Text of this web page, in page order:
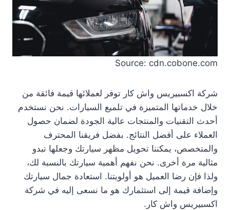
Source: cdn.cobone.com
شركة اكسبيريس واش كار توفر لعملائها قيمة فائقة من
خلال خدماتها المتميزة في تلميع السيارات. نحن نستخدم
أحدث التقنيات والمنتجات عالية الجودة لضمان حصول
العملاء على أفضل النتائج. بفضل فريقنا المحترف
والمتخصص، يمكننا تحويل مظهر سيارتك وجعلها تبدو
مثالية مرة أخرى. نحن نفهم أهمية سيارتك بالنسبة لك،
ولذا فإن رضا العميل هو أولويتنا. استعادة جمال سيارتك
وإضافة قيمة إلى استثمارك هو ما نسعى إليه في شركة
اكسبيريس واش كار.